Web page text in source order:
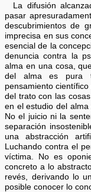
La difusión
pasar
descubrimientos de
imprecisa en sus
esencial de la
denuncia contra la
alma en una cosa,
del alma es pura
pensamiento
del trato con las
en el estudio del alma
No el juicio ni la
separación
una abstracción
Luchando contra el
víctima. No es
concreto a lo
revés, derivando lo
posible conocer lo